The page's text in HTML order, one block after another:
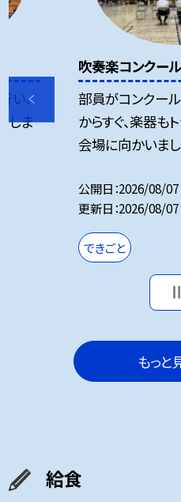
い、
しま
吹奏楽コンクー
部員がコンクー
からすぐ、楽器も
会場に向かいま
公開日 2026/08/07
更新日 2026/08/07
できごと
もっと
給食